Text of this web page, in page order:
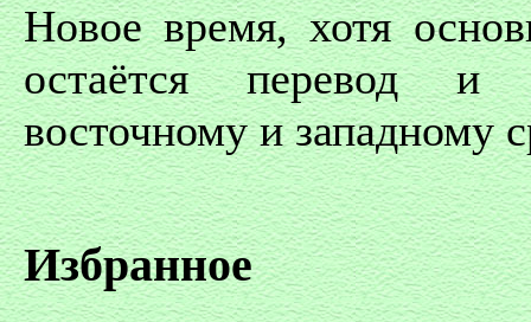
Новое время, хотя
остаётся перевод и
восточному и западному
Избранное